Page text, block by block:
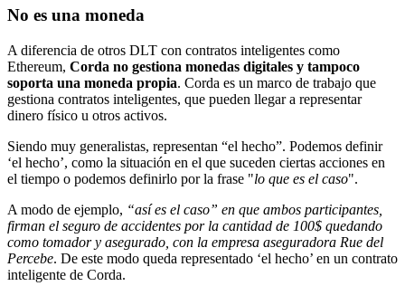
No es una moneda
A diferencia de otros DLT con contratos inteligentes como
Ethereum, Corda no gestiona monedas digitales y tampoco
soporta una moneda propia. Corda es un marco de trabajo que
gestiona contratos inteligentes, que pueden llegar a representar
dinero físico u otros activos.
Siendo muy generalistas, representan “el hecho”. Podemos definir
‘el hecho’, como la situación en el que suceden ciertas acciones en
el tiempo o podemos definirlo por la frase "lo que es el caso".
A modo de ejemplo, “así es el caso” en que ambos participantes,
firman el seguro de accidentes por la cantidad de 100$ quedando
como tomador y asegurado, con la empresa aseguradora Rue del
Percebe. De este modo queda representado ‘el hecho’ en un contrato
inteligente de Corda.